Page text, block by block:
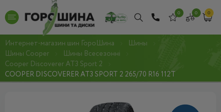
0 0 0
Интернет-магазин шин ГороШина
Шины
Шины Cooper
Шины Всесезонні
Cooper Discoverer AT3 Sport 2
COOPER DISCOVERER AT3 SPORT 2 265/70 R16 112T